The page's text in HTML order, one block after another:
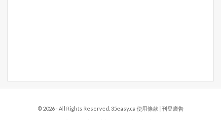
© 2026 - All Rights Reserved. 35easy.ca 使用條款 | 刊登廣告